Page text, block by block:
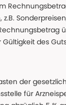
des
der
für